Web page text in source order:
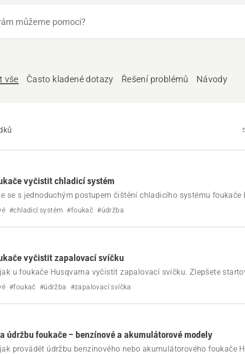
vše Často kladené dotazy Řešení problémů Návody
vyčistit chladicí systém
se s jednoduchým postupem čištění chladicího systému foukače
přehřívání, ztrátě výkonu a problémům s prouděním vzduchu.
#chladicí systém #foukač #údržba
vyčistit zapalovací svíčku
u foukače Husqvarna vyčistit zapalovací svíčku. Zlepšete
jednoduchých tipům na údržbu zapalovací svíčky.
#foukač #údržba #zapalovací svíčka
údržbu foukače – benzínové a akumulátorové modely
provádět údržbu benzínového nebo akumulátorového foukače